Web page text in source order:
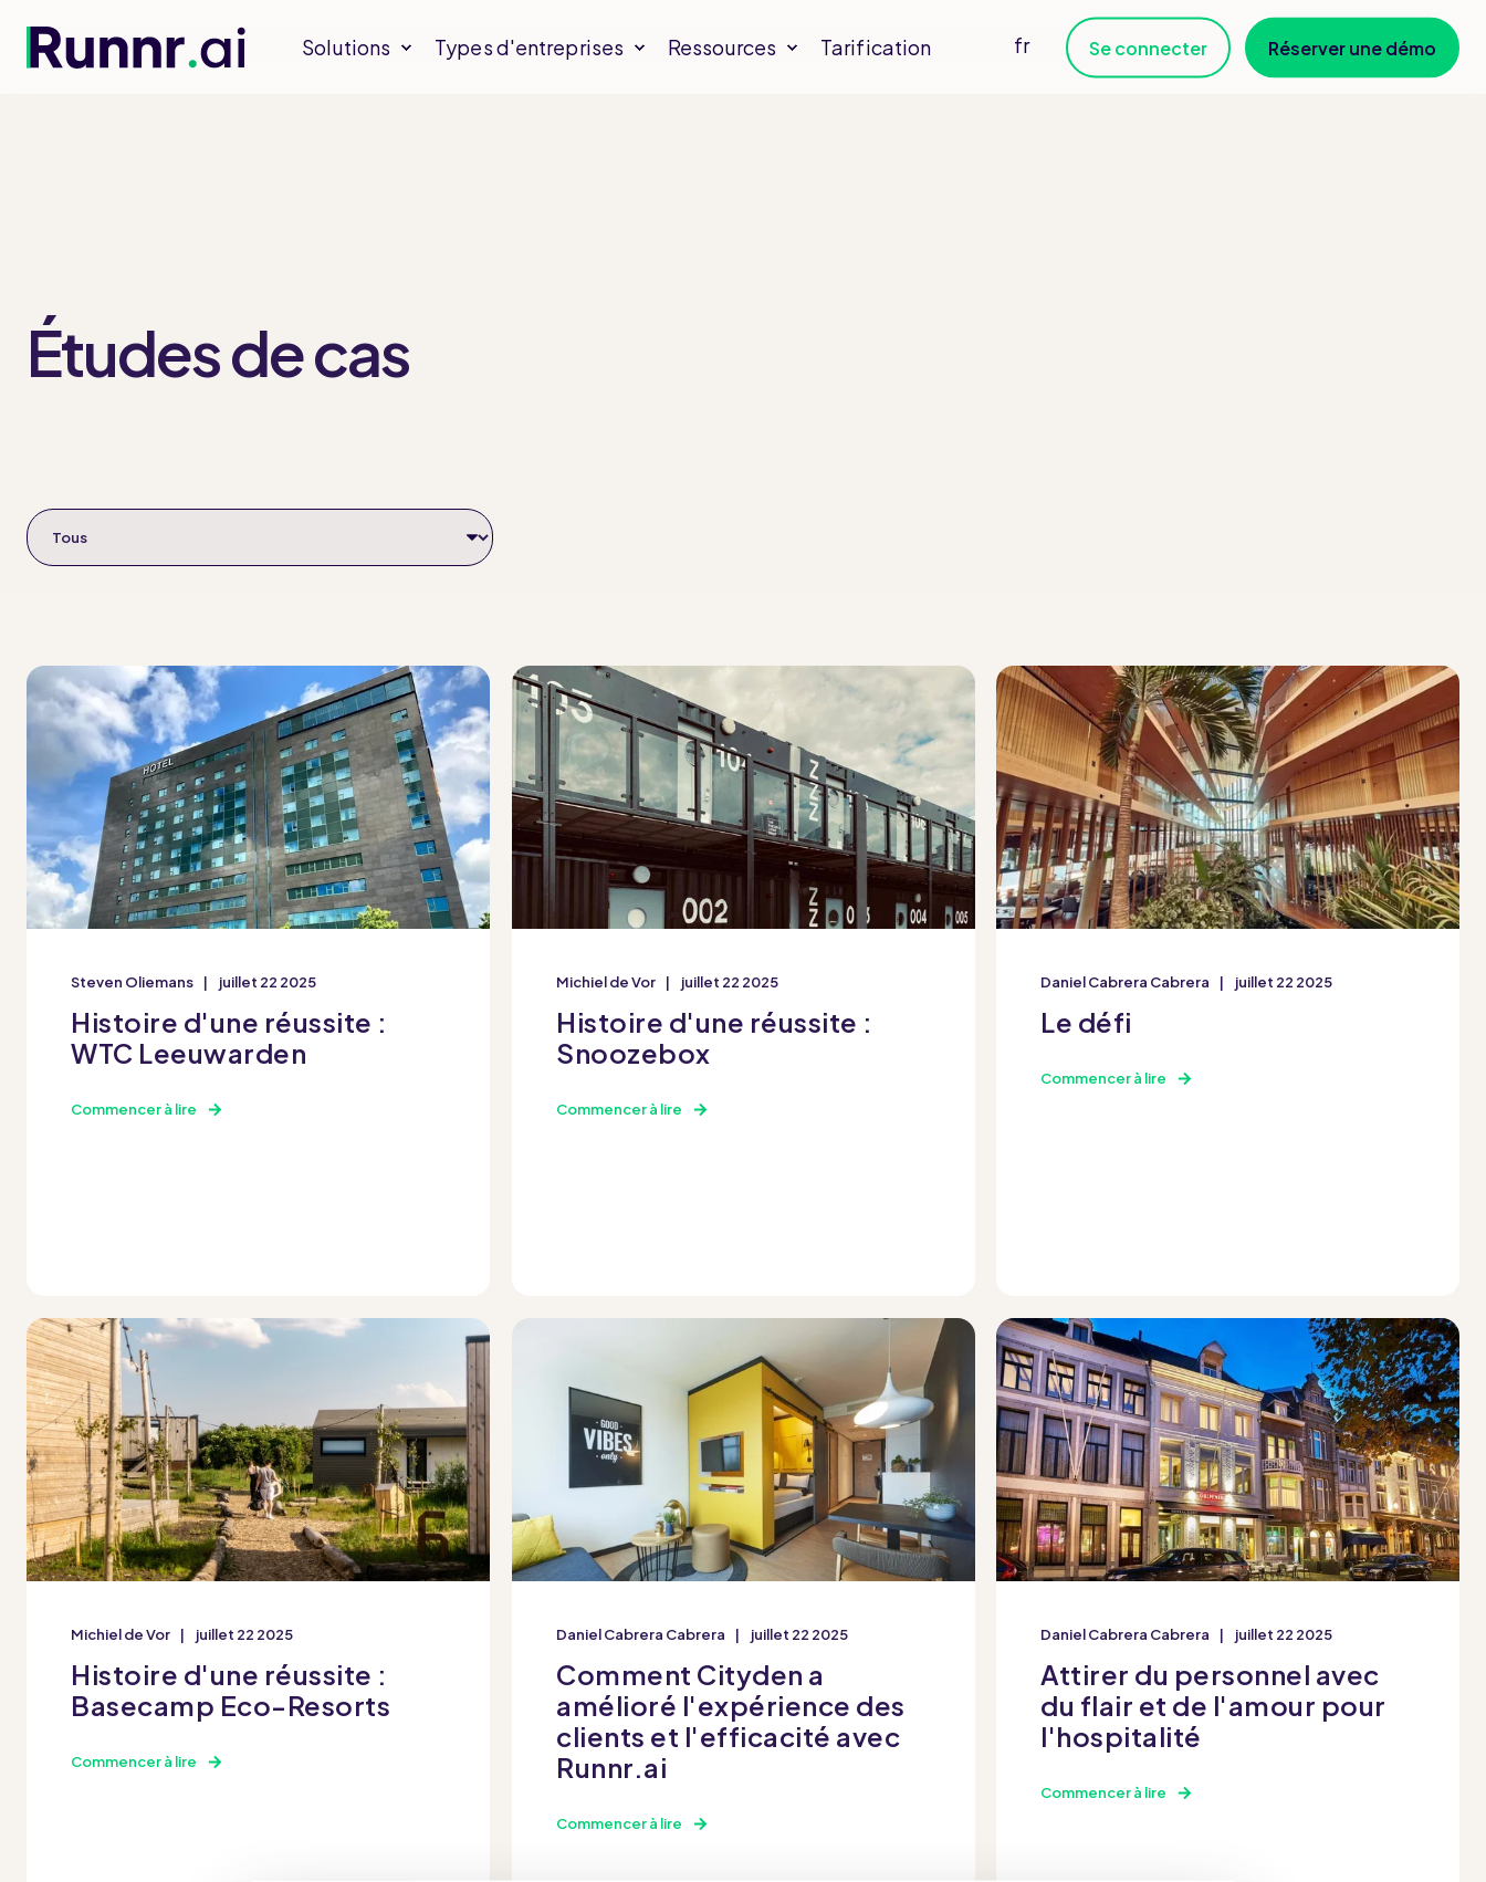
Solutions Types d'entreprises Ressources Tarification fr Se connecter Réserver une démo
Études de cas
Steven Oliemans juillet 22 2025
Histoire d'une réussite :
WTC Leeuwarden
Commencer à lire
Michiel de Vor juillet 22 2025
Histoire d'une réussite :
Snoozebox
Commencer à lire
Daniel Cabrera Cabrera juillet 22 2025
Le défi
Commencer à lire
Michiel de Vor juillet 22 2025
Histoire d'une réussite :
Basecamp Eco-Resorts
Commencer à lire
Daniel Cabrera Cabrera juillet 22 2025
Comment Cityden a
amélioré l'expérience des
clients et l'efficacité avec
Runnr.ai
Commencer à lire
Daniel Cabrera Cabrera juillet 22 2025
Attirer du personnel avec
du flair et de l'amour pour
l'hospitalité
Commencer à lire